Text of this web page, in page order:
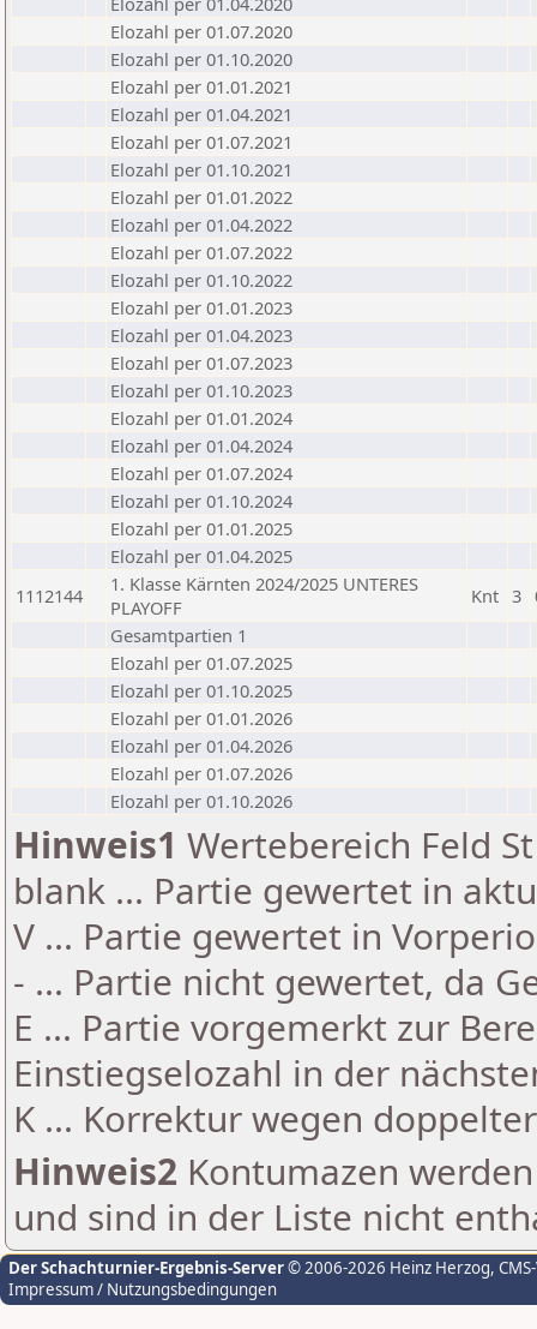
Elozahl per 01.07.2020
Elozahl per 01.10.2020
Elozahl per 01.01.2021
Elozahl per 01.04.2021
Elozahl per 01.07.2021
Elozahl per 01.10.2021
Elozahl per 01.01.2022
Elozahl per 01.04.2022
Elozahl per 01.07.2022
Elozahl per 01.10.2022
Elozahl per 01.01.2023
Elozahl per 01.04.2023
Elozahl per 01.07.2023
Elozahl per 01.10.2023
Elozahl per 01.01.2024
Elozahl per 01.04.2024
Elozahl per 01.07.2024
Elozahl per 01.10.2024
Elozahl per 01.01.2025
Elozahl per 01.04.2025
1112144
1. Klasse Kärnten 2024/2025 UNTERES
PLAYOFF
Knt 3
Gesamtpartien 1
Elozahl per 01.07.2025
Elozahl per 01.10.2025
Elozahl per 01.01.2026
Elozahl per 01.04.2026
Elozahl per 01.07.2026
Elozahl per 01.10.2026
Hinweis1 Wertebereich Feld
blank ... Partie gewertet in
V ... Partie gewertet in
- ... Partie nicht gewertet, da
E ... Partie vorgemerkt zur
Einstiegselozahl in der
K ... Korrektur wegen
Hinweis2 Kontumazen
und sind in der Liste nicht
Der Schachturnier-Ergebnis-Server© 2006-2026 Heinz Herzog,
Impressum / Nutzungsbedingungen